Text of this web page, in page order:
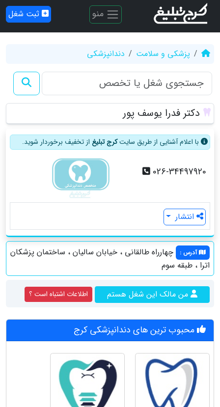
منو ثبت شغل
پزشکی و سلامت دندانپزشکی
دکتر فدرا یوسف پور
با اعلام آشنایی از طریق سایتکرج تبلیغ از تخفیف برخوردار شوید.
026-34497920
انتشار
آدرس :
چهارراه طالقانى ، خيابان ساليان ، ساختمان پزشكان
اترا ، طبقه سوم
من مالک این شغل هستم اطلاعات اشتباه است ؟
محبوب ترین های دندانپزشکی کرج